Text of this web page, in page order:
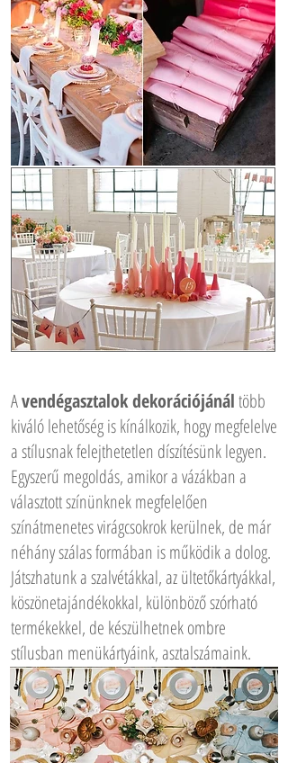
Avendégasztalok dekorációjánáltöbb
kiváló lehetőség is kínálkozik, hogy megfelelve
a stílusnak felejthetetlen díszítésünk legyen.
Egyszerű megoldás, amikor a vázákban a
választott színünknek megfelelően
színátmenetes virágcsokrok kerülnek, de már
néhány szálas formában is működik a dolog.
Játszhatunk a szalvétákkal, az ültetőkártyákkal,
köszönetajándékokkal, különböző szórható
termékekkel, de készülhetnek ombre
stílusban menükártyáink, asztalszámaink.